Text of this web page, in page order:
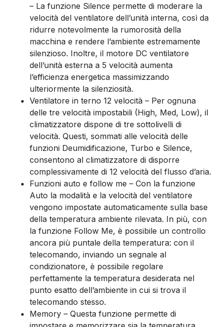
– La funzione Silence permette di moderare la
velocità del ventilatore dell’unità interna, così da
ridurre notevolmente la rumorosità della
macchina e rendere l’ambiente estremamente
silenzioso. Inoltre, il motore DC ventilatore
dell’unità esterna a 5 velocità aumenta
l’efficienza energetica massimizzando
ulteriormente la silenziosità.
Ventilatore in terno 12 velocità – Per ognuna
delle tre velocità impostabili (High, Med, Low), il
climatizzatore dispone di tre sottolivelli di
velocità. Questi, sommati alle velocità delle
funzioni Deumidificazione, Turbo e Silence,
consentono al climatizzatore di disporre
complessivamente di 12 velocità del flusso d’aria.
Funzioni auto e follow me – Con la funzione
Auto la modalità e la velocità del ventilatore
vengono impostate automaticamente sulla base
della temperatura ambiente rilevata. In più, con
la funzione Follow Me, è possibile un controllo
ancora più puntale della temperatura: con il
telecomando, inviando un segnale al
condizionatore, è possibile regolare
perfettamente la temperatura desiderata nel
punto esatto dell’ambiente in cui si trova il
telecomando stesso.
Memory – Questa funzione permette di